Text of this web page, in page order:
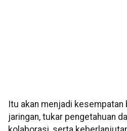
Itu akan menjadi
jaringan, tukar pengetahuan